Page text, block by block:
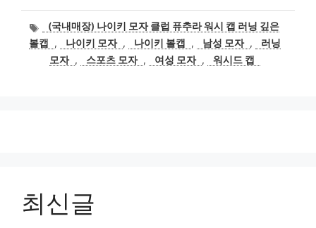
태
그
(국내매장) 나이키 모자 클럽 퓨추라 워시 캡 러닝 깊은
볼캡
, 나이키 모자 , 나이키 볼캡 , 남성 모자 ,
러닝
모자 , 스포츠 모자 , 여성 모자 , 워시드 캡
최신글